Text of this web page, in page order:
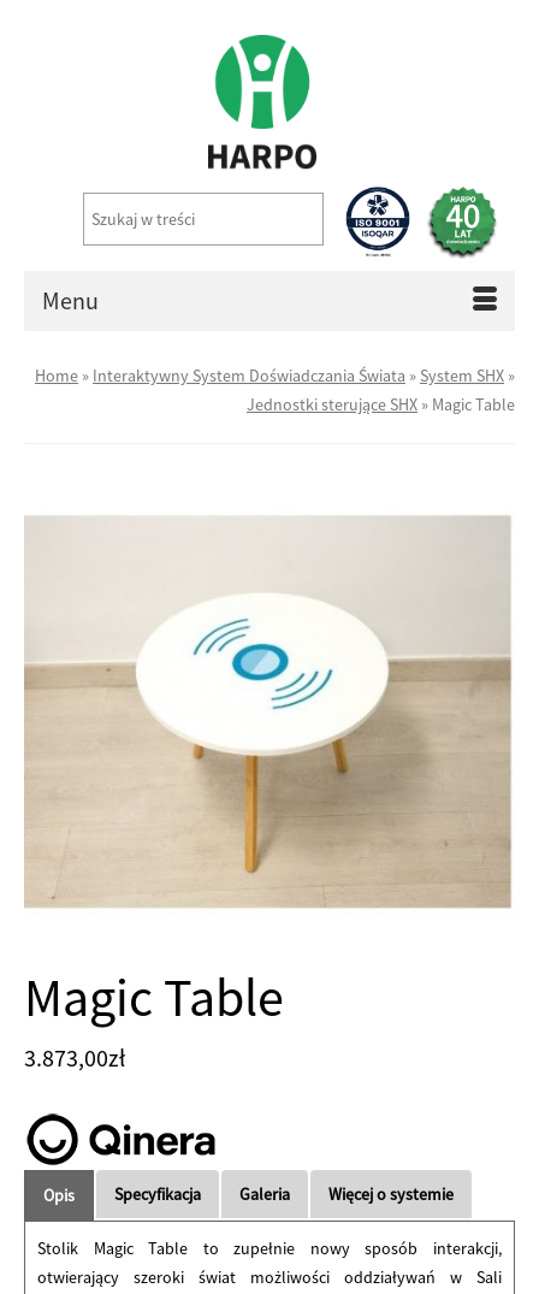
Menu
Home » Interaktywny System Doświadczania Świata » System SHX »
Jednostki sterujące SHX » Magic Table
Magic Table
3.873,00zł
Opis Specyfikacja Galeria Więcej o systemie
Stolik Magic Table to zupełnie nowy sposób interakcji,
otwierający szeroki świat możliwości oddziaływań w Sali